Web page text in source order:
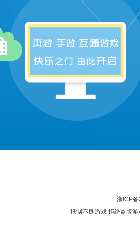
浙ICP
抵制不良游戏 拒绝盗版